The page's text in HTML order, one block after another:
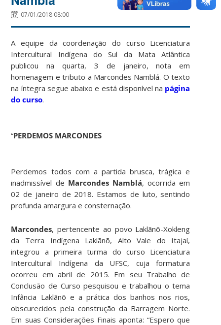
07/01/2018 08:00
A equipe da coordenação do curso Licenciatura
Intercultural Indígena do Sul da Mata Atlântica
publicou na quarta, 3 de janeiro, nota em
homenagem e tributo a Marcondes Namblá. O texto
na íntegra segue abaixo e está disponível na página
do curso.
“PERDEMOS MARCONDES
Perdemos todos com a partida brusca, trágica e
inadmissível de Marcondes Namblá, ocorrida em
02 de janeiro de 2018. Estamos de luto, sentindo
profunda amargura e consternação.
Marcondes, pertencente ao povo Laklãnõ-Xokleng
da Terra Indígena Laklãnõ, Alto Vale do Itajaí,
integrou a primeira turma do curso Licenciatura
Intercultural Indígena da UFSC, cuja formatura
ocorreu em abril de 2015. Em seu Trabalho de
Conclusão de Curso pesquisou e trabalhou o tema
Infância Laklãnõ e a prática dos banhos nos rios,
obscurecidos pela construção da Barragem Norte.
Em suas Considerações Finais aponta: “Espero que